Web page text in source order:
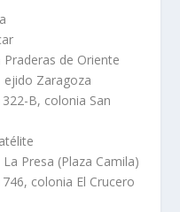
de Oriente
ejido Zaragoza
B, colonia San
Presa (Plaza Camila)
colonia El Crucero